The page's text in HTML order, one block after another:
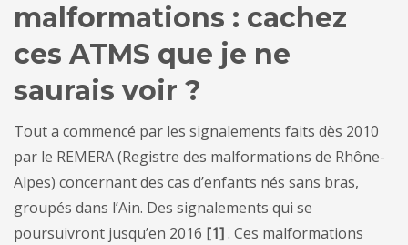
malformations : cachez
ces ATMS que je ne
saurais voir ?
Tout a commencé par les signalements faits dès 2010
par le REMERA (Registre des malformations de Rhône-
Alpes) concernant des cas d’enfants nés sans bras,
groupés dans l’Ain. Des signalements qui se
poursuivront jusqu’en 2016 [1]. Ces malformations